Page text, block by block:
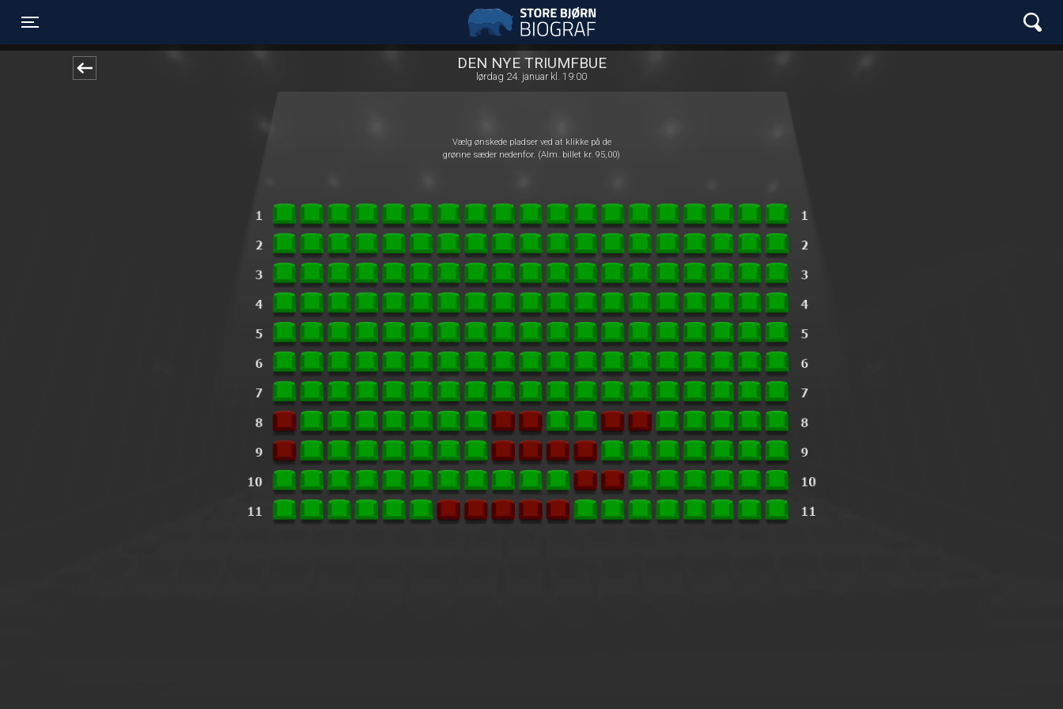
Store Bjørn Biograf
DEN NYE TRIUMFBUE
lørdag 24. januar kl. 19:00
Vælg ønskede pladser ved at klikke på de
grønne sæder nedenfor. (Alm. billet kr. 95,00)
1step-front02 091327